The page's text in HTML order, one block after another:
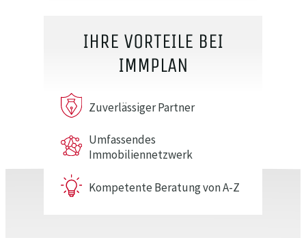
IHRE VORTEILE BEI
IMMPLAN
Zuverlässiger Partner
Umfassendes
Immobiliennetzwerk
Kompetente Beratung von A-Z